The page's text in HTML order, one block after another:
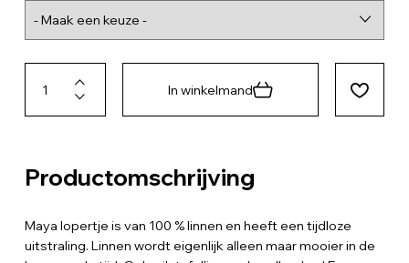
In winkelmand
Productomschrijving
Maya lopertje is van 100 % linnen en heeft een tijdloze
uitstraling. Linnen wordt eigenlijk alleen maar mooier in de